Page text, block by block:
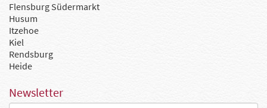
Flensburg Südermarkt
Husum
Itzehoe
Kiel
Rendsburg
Heide
Newsletter